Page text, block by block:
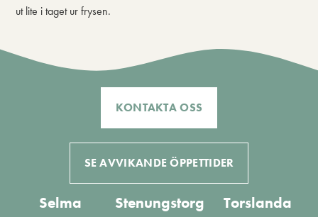
ut lite i taget ur frysen.
KONTAKTA OSS
SE AVVIKANDE ÖPPETTIDER
Selma
Stenungstorg
Torslanda